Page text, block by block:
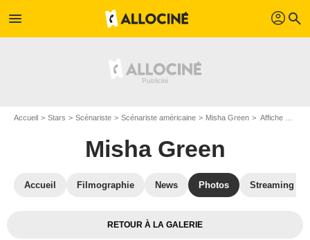
menu profil search
Accueil Stars Scénariste Scénariste américaine Misha Green Affiche Misha Green
Misha Green
Accueil Filmographie News Photos Streaming
RETOUR À LA GALERIE